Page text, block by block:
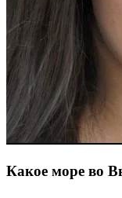
Какое море во